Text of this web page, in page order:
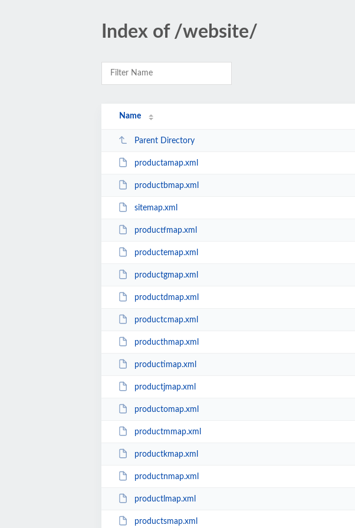
Index of /website/
Name
Parent Directory
productamap.xml
productbmap.xml
sitemap.xml
productfmap.xml
productemap.xml
productgmap.xml
productdmap.xml
productcmap.xml
producthmap.xml
productimap.xml
productjmap.xml
productomap.xml
productmmap.xml
productkmap.xml
productnmap.xml
productlmap.xml
productsmap.xml